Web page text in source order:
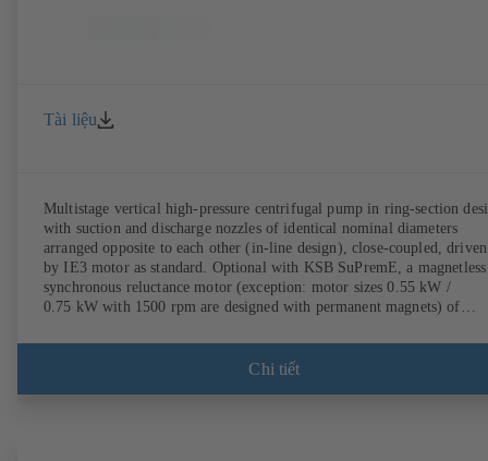
Tài liệu
Multistage vertical high-pressure centrifugal pump in ring-section
with suction and discharge nozzles of identical nominal diameters
arranged opposite to each other (in-line design), close-coupled, driven
by IE3 motor as standard. Optional with KSB SuPremE, a magnetless
synchronous reluctance motor (exception: motor sizes 0.55 kW /
0.75 kW with 1500 rpm are designed with permanent magnets) of
KSB PumpDrive 2 or KSB PumpDrive 2 Eco variable speed system
without rotor position sensors. Motor mounting points in accordance
Chi tiết